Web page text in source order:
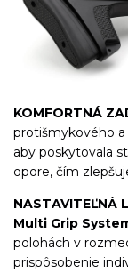
KOMFORTNÁ
protišmykového
aby poskytovala
opore, čím
NASTAVITEĽNÁ
Multi Grip
polohách v
prispôsobenie